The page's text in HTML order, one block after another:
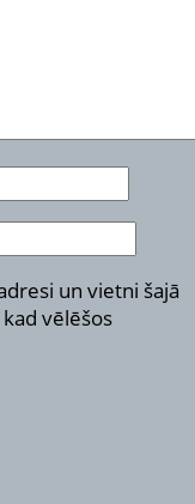
un vietni šajā
vēlēšos